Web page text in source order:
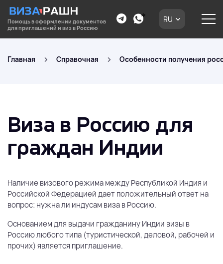
Помощь в оформлении документов
для приглашений и виз в Россию
RU
Главная Справочная Особенности получения
Виза в Россию для
граждан Индии
Наличие визового режима между Республикой Индия и
Российской Федерацией дает положительный ответ на
вопрос: нужна ли индусам виза в Россию.
Основанием для выдачи гражданину Индии визы в
Россию любого типа (туристической, деловой, рабочей и
прочих) является приглашение.